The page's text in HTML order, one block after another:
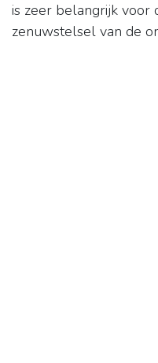
is zeer belangrijk voor
zenuwstelsel van de